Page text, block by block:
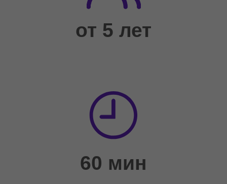
Вы получите сообщение от нашего представителя с помощью
Нужна помощь с
выбором ?
Мы Вам напишем !